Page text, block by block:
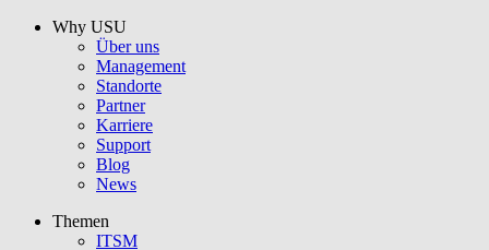
Why USU
Über uns
Management
Standorte
Partner
Karriere
Support
Blog
News
Themen
ITSM